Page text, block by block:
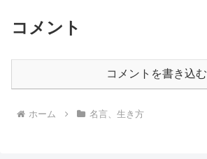
コメント
コメントを書き込む
ホーム 名言、生き方